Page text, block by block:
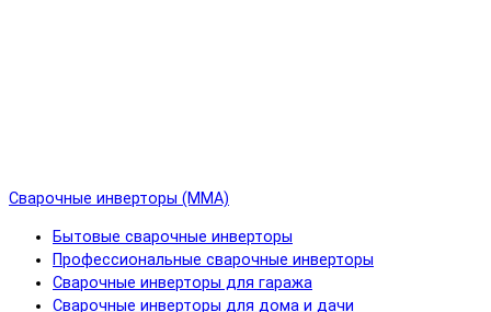
Сварочные инверторы (MMA)
Бытовые сварочные инверторы
Профессиональные сварочные инверторы
Сварочные инверторы для гаража
Сварочные инверторы для дома и дачи